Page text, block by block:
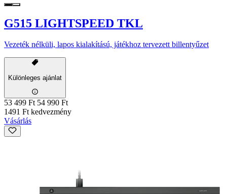
G515 LIGHTSPEED TKL
Vezeték nélküli, lapos kialakítású, játékhoz tervezett billentyűzet
Különleges ajánlat
53 499 Ft 54 990 Ft
1491 Ft kedvezmény
Vásárlás